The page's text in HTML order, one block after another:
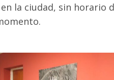
la ciudad, sin horario